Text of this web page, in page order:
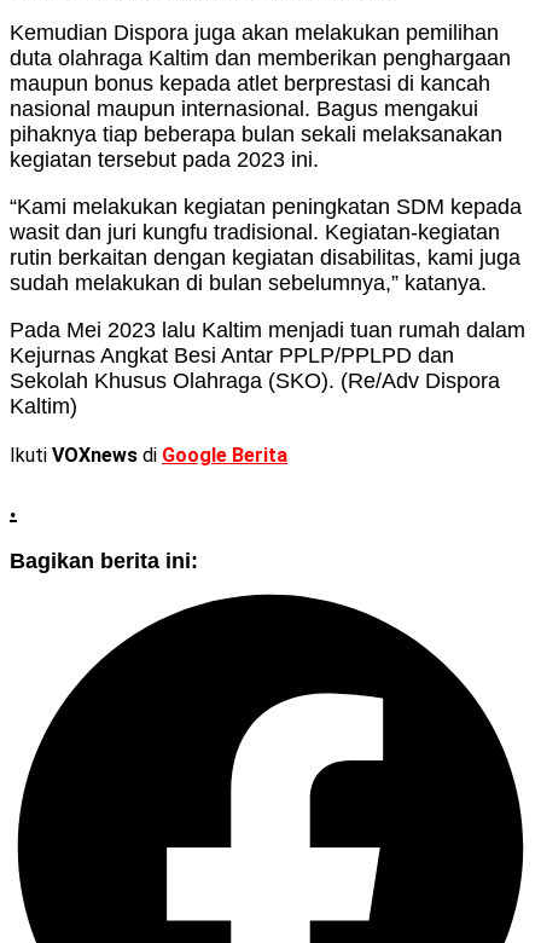
Kemudian Dispora juga akan melakukan pemilihan
duta olahraga Kaltim dan memberikan penghargaan
maupun bonus kepada atlet berprestasi di kancah
nasional maupun internasional. Bagus mengakui
pihaknya tiap beberapa bulan sekali melaksanakan
kegiatan tersebut pada 2023 ini.
“Kami melakukan kegiatan peningkatan SDM kepada
wasit dan juri kungfu tradisional. Kegiatan-kegiatan
rutin berkaitan dengan kegiatan disabilitas, kami juga
sudah melakukan di bulan sebelumnya,” katanya.
Pada Mei 2023 lalu Kaltim menjadi tuan rumah dalam
Kejurnas Angkat Besi Antar PPLP/PPLPD dan
Sekolah Khusus Olahraga (SKO). (Re/Adv Dispora
Kaltim)
Ikuti VOXnews di Google Berita
.
Bagikan berita ini: